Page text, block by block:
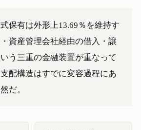
保有は外形上13.69％を維持す
資産管理会社経由の借入・譲
う三重の金融装置が重なって
配構造はすでに変容過程にあ
だ。